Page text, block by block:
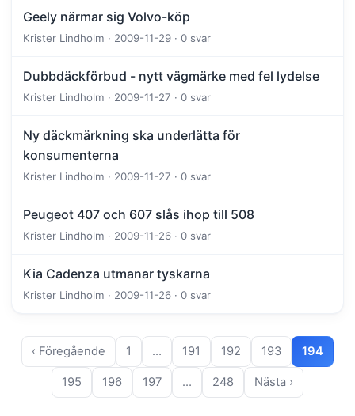
Geely närmar sig Volvo-köp
Krister Lindholm · 2009-11-29 · 0 svar
Dubbdäckförbud - nytt vägmärke med fel lydelse
Krister Lindholm · 2009-11-27 · 0 svar
Ny däckmärkning ska underlätta för
konsumenterna
Krister Lindholm · 2009-11-27 · 0 svar
Peugeot 407 och 607 slås ihop till 508
Krister Lindholm · 2009-11-26 · 0 svar
Kia Cadenza utmanar tyskarna
Krister Lindholm · 2009-11-26 · 0 svar
‹ Föregående 1 … 191 192 193 194
195 196 197 … 248 Nästa ›